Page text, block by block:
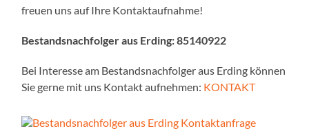
freuen uns auf Ihre Kontaktaufnahme!
Bestandsnachfolger aus Erding:85140922
Bei Interesse am Bestandsnachfolger aus Erding können
Sie gerne mit uns Kontakt aufnehmen: KONTAKT